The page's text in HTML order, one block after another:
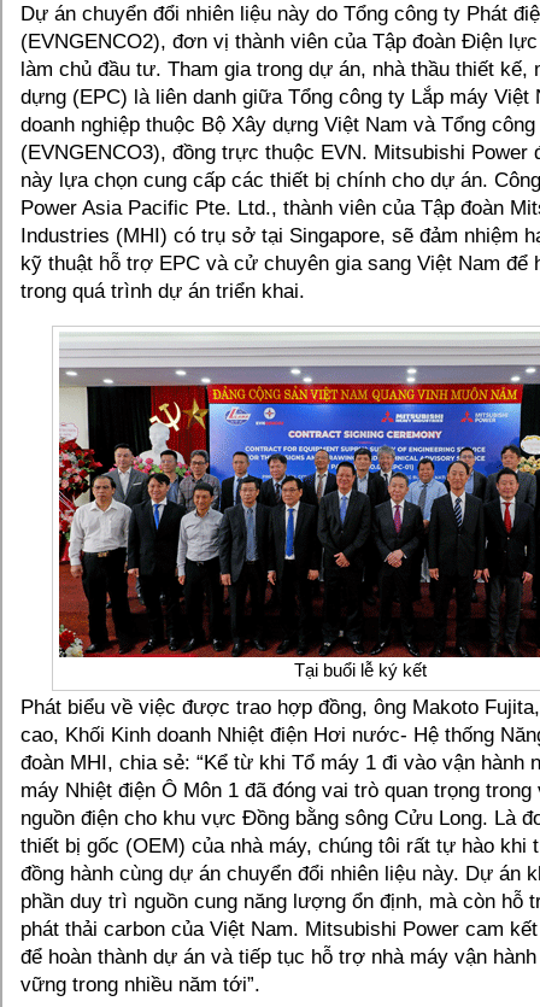
Dự án chuyển đổi nhiên liệu này do Tổng công ty Phát
(EVNGENCO2), đơn vị thành viên của Tập đoàn Điện
làm chủ đầu tư. Tham gia trong dự án, nhà thầu thiết kế,
dựng (EPC) là liên danh giữa Tổng công ty Lắp máy Việt
doanh nghiệp thuộc Bộ Xây dựng Việt Nam và Tổng
(EVNGENCO3), đồng trực thuộc EVN. Mitsubishi Power
này lựa chọn cung cấp các thiết bị chính cho dự án.
Power Asia Pacific Pte. Ltd., thành viên của Tập đoàn
Industries (MHI) có trụ sở tại Singapore, sẽ đảm nhiệm
kỹ thuật hỗ trợ EPC và cử chuyên gia sang Việt Nam để
trong quá trình dự án triển khai.
Tại buổi lễ ký kết
Phát biểu về việc được trao hợp đồng, ông Makoto
cao, Khối Kinh doanh Nhiệt điện Hơi nước- Hệ thống
đoàn MHI, chia sẻ: “Kể từ khi Tổ máy 1 đi vào vận hành
máy Nhiệt điện Ô Môn 1 đã đóng vai trò quan trọng trong
nguồn điện cho khu vực Đồng bằng sông Cửu Long. Là
thiết bị gốc (OEM) của nhà máy, chúng tôi rất tự hào khi
đồng hành cùng dự án chuyển đổi nhiên liệu này. Dự án
phần duy trì nguồn cung năng lượng ổn định, mà còn hỗ
phát thải carbon của Việt Nam. Mitsubishi Power cam
để hoàn thành dự án và tiếp tục hỗ trợ nhà máy vận
vững trong nhiều năm tới”.